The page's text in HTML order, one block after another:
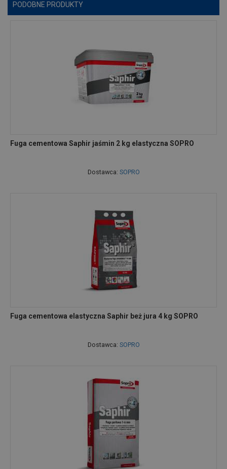
PODOBNE PRODUKTY
Fuga cementowa Saphir jaśmin 2 kg elastyczna SOPRO
Dostawca: SOPRO
Fuga cementowa elastyczna Saphir beż jura 4 kg SOPRO
Dostawca: SOPRO